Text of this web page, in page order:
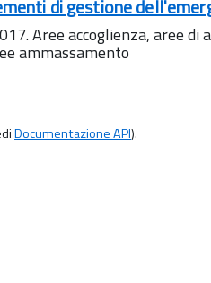
di gestione
Aree accoglienza, aree di
ammassamento
Documentazione API).